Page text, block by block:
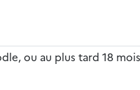
ou au plus tard 18